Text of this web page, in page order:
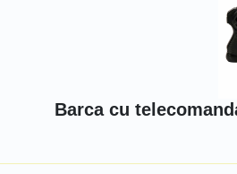
Barca cu